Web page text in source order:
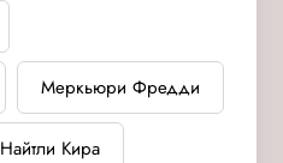
Меркьюри Фредди
Найтли Кира